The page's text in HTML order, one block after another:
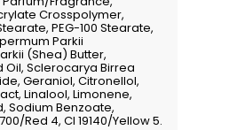
Crosspolymer,
PEG-100 Stearate,
Parkii
(Shea) Butter,
Oil, Sclerocarya Birrea
Geraniol, Citronellol,
Linalool, Limonene,
Sodium Benzoate,
Red 4, CI 19140/Yellow 5.